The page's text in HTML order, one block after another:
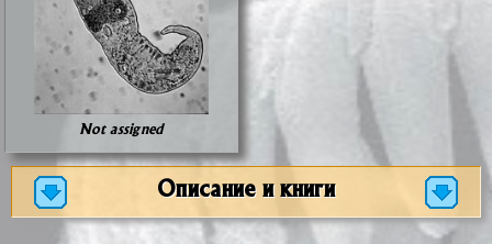
Not assigned
Описание и книги